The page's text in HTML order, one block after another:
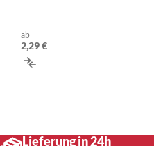
ab
2,29 €
Lieferung in 24h